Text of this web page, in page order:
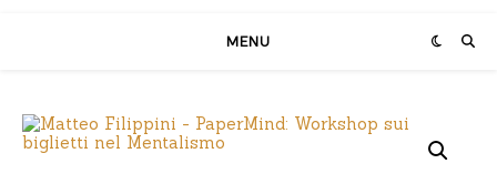
MENU